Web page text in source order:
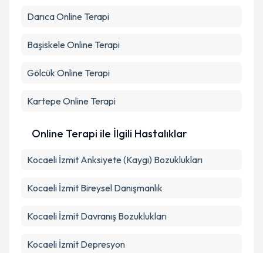
Takvim Talebini Gönder
DarıcaOnline Terapi
Başiskele Online Terapi
Gölcük Online Terapi
Kartepe Online Terapi
Online Terapi ile İlgili Hastalıklar
Kocaeli İzmit Anksiyete (Kaygı) Bozuklukları
Kocaeli İzmit Bireysel Danışmanlık
Kocaeli İzmit Davranış Bozuklukları
Kocaeli İzmit Depresyon